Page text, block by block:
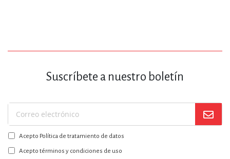
Suscríbete a nuestro boletín
Suscríbase
a
nuestro
boletín:
Acepto Política de tratamiento de datos
Acepto términos y condiciones de uso